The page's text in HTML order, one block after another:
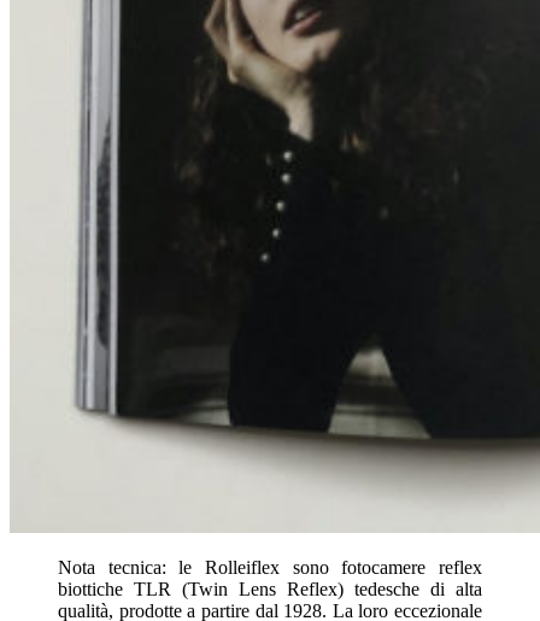
Nota tecnica: le Rolleiflex sono fotocamere reflex
biottiche TLR (Twin Lens Reflex) tedesche di alta
qualità, prodotte a partire dal 1928. La loro eccezionale